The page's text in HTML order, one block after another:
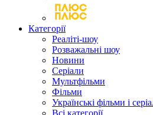
Категорії
Реаліті-шоу
Розважальні шоу
Новини
Серіали
Мультфільми
Фільми
Українські фільми і
Всі категорії